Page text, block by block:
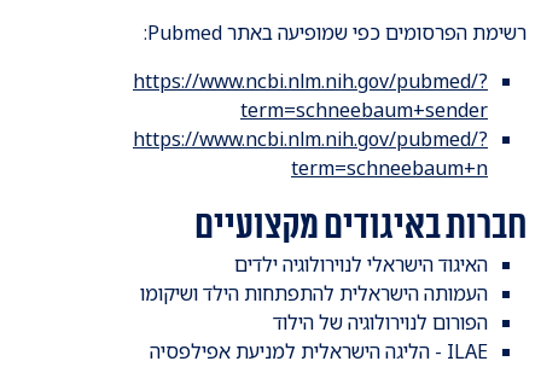
רשימת הפרסומים כפי שמופיעה באתר Pubmed:
https://www.ncbi.nlm.nih.gov/pubmed/?
term=schneebaum+sender
https://www.ncbi.nlm.nih.gov/pubmed/?
term=schneebaum+n
חברות באיגודים מקצועיים
האיגוד הישראלי לנוירולוגיה ילדים
העמותה הישראלית להתפתחות הילד ושיקומו
הפורום לנוירולוגיה של הילוד
ILAE - הליגה הישראלית למניעת אפילפסיה